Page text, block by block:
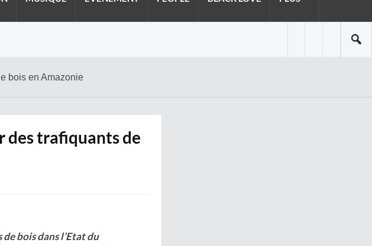
bois en Amazonie
des trafiquants de
bois dans l’Etat du